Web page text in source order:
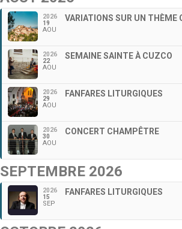
2026
19
AOU
VARIATIONS SUR UN THÈME
2026
22
AOU
SEMAINE SAINTE À CUZCO
2026
29
AOU
FANFARES LITURGIQUES
2026
30
AOU
CONCERT CHAMPÊTRE
SEPTEMBRE 2026
2026
15
SEP
FANFARES LITURGIQUES